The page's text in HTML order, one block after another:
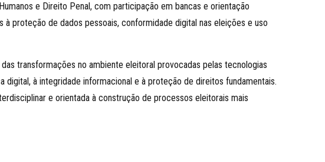
e Direito Penal, com participação em bancas e orientação
proteção de dados pessoais, conformidade digital nas eleições e uso
transformações no ambiente eleitoral provocadas pelas tecnologias
digital, à integridade informacional e à proteção de direitos fundamentais.
e orientada à construção de processos eleitorais mais